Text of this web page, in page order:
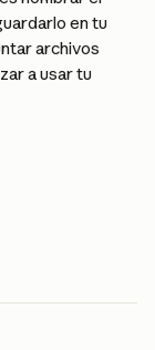
en tu
archivos
a usar tu